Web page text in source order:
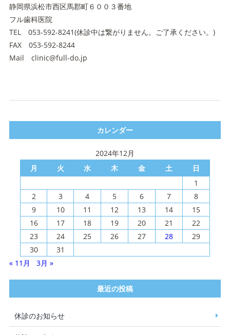
静岡県浜松市西区馬郡町６００３番地
フル歯科医院
TEL 053-592-8241(休診中は繋がりません。ご了承ください。)
FAX 053-592-8244
Mail clinic@full-do.jp
カレンダー
2024年12月
月
火 水 木 金 土
日
1
2
3 4 5 6 7
8
9
10 11 12 13 14
15
16
17 18 19 20 21
22
23
24 25 26 27 28
29
30
31
« 11月
3月 »
最近の投稿
休診のお知らせ